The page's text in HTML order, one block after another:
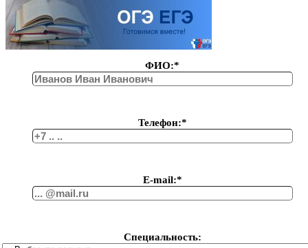
ФИО:*
Телефон:*
Е-mail:*
Специальность: